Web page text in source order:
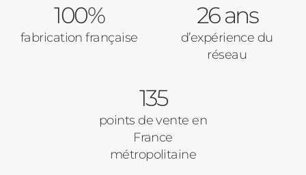
100%
fabrication française
26 ans
d’expérience du
réseau
135
points de vente en
France
métropolitaine